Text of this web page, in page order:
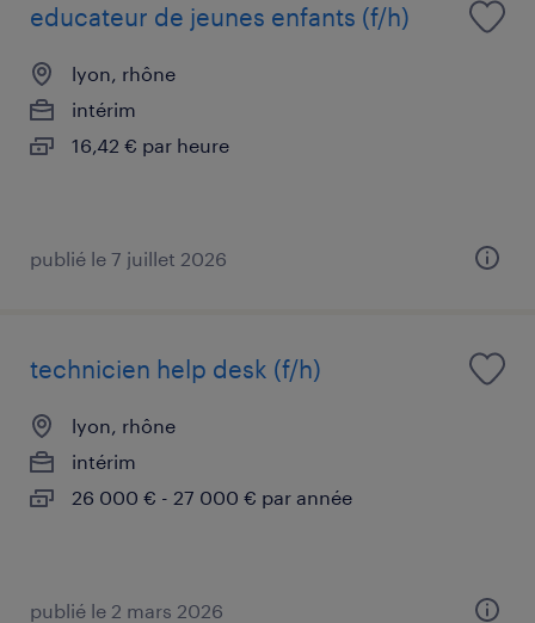
educateur de jeunes enfants (f/h)
lyon, rhône
intérim
16,42 € par heure
publié le 7 juillet 2026
technicien help desk (f/h)
lyon, rhône
intérim
26 000 € - 27 000 € par année
publié le 2 mars 2026